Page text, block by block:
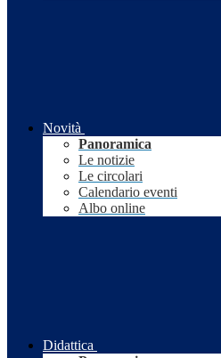
Novità
Panoramica
Le notizie
Le circolari
Calendario eventi
Albo online
Didattica